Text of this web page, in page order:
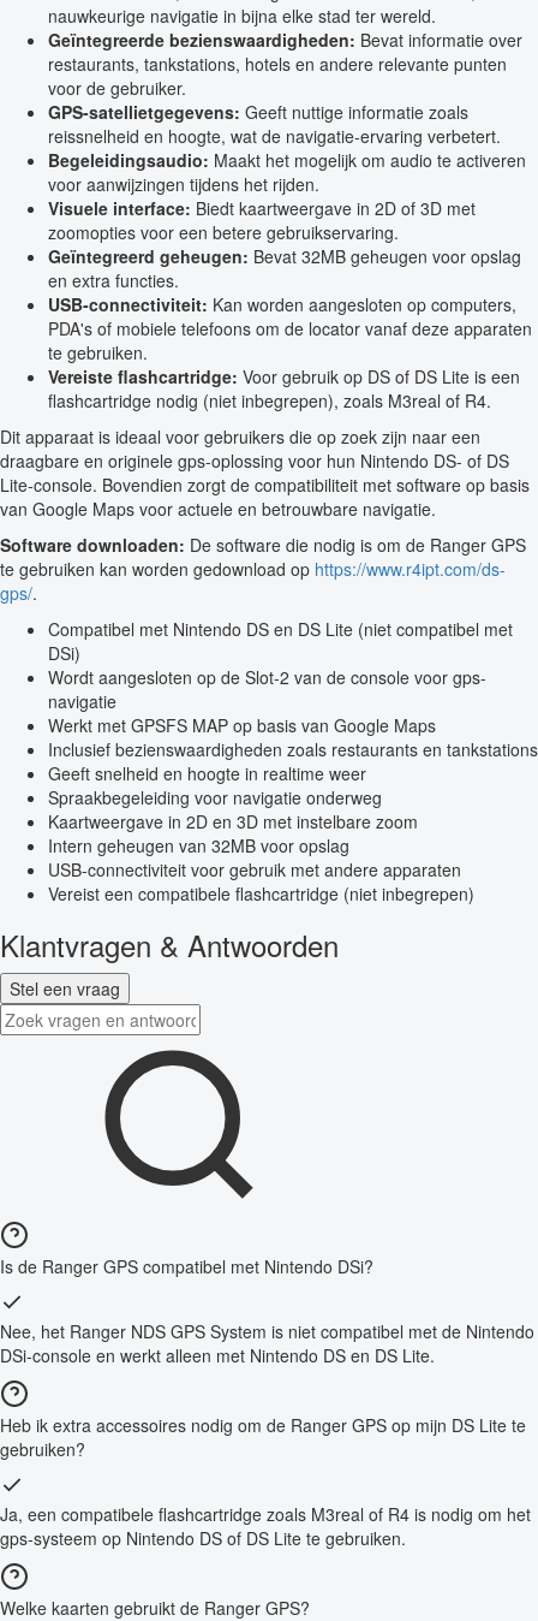
nauwkeurige navigatie in bijna elke stad ter wereld.
Geïntegreerde bezienswaardigheden: Bevat informatie over
restaurants, tankstations, hotels en andere relevante punten
voor de gebruiker.
GPS-satellietgegevens: Geeft nuttige informatie zoals
reissnelheid en hoogte, wat de navigatie-ervaring verbetert.
Begeleidingsaudio: Maakt het mogelijk om audio te activeren
voor aanwijzingen tijdens het rijden.
Visuele interface: Biedt kaartweergave in 2D of 3D met
zoomopties voor een betere gebruikservaring.
Geïntegreerd geheugen: Bevat 32MB geheugen voor opslag
en extra functies.
USB-connectiviteit: Kan worden aangesloten op computers,
PDA's of mobiele telefoons om de locator vanaf deze apparaten
te gebruiken.
Vereiste flashcartridge: Voor gebruik op DS of DS Lite is een
flashcartridge nodig (niet inbegrepen), zoals M3real of R4.
Dit apparaat is ideaal voor gebruikers die op zoek zijn naar een
draagbare en originele gps-oplossing voor hun Nintendo DS- of DS
Lite-console. Bovendien zorgt de compatibiliteit met software op basis
van Google Maps voor actuele en betrouwbare navigatie.
Software downloaden: De software die nodig is om de Ranger GPS
te gebruiken kan worden gedownload op https://www.r4ipt.com/ds-
gps/.
Compatibel met Nintendo DS en DS Lite (niet compatibel met
DSi)
Wordt aangesloten op de Slot-2 van de console voor gps-
navigatie
Werkt met GPSFS MAP op basis van Google Maps
Inclusief bezienswaardigheden zoals restaurants en tankstations
Geeft snelheid en hoogte in realtime weer
Spraakbegeleiding voor navigatie onderweg
Kaartweergave in 2D en 3D met instelbare zoom
Intern geheugen van 32MB voor opslag
USB-connectiviteit voor gebruik met andere apparaten
Vereist een compatibele flashcartridge (niet inbegrepen)
Klantvragen & Antwoorden
Stel een vraag
Is de Ranger GPS compatibel met Nintendo DSi?
Nee, het Ranger NDS GPS System is niet compatibel met de Nintendo
DSi-console en werkt alleen met Nintendo DS en DS Lite.
Heb ik extra accessoires nodig om de Ranger GPS op mijn DS Lite te
gebruiken?
Ja, een compatibele flashcartridge zoals M3real of R4 is nodig om het
gps-systeem op Nintendo DS of DS Lite te gebruiken.
Welke kaarten gebruikt de Ranger GPS?